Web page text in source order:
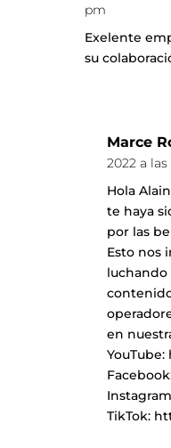
pm
Exelente
su
Marce
2022 a
Hola
te haya
por las
Esto nos
en
YouTube:
TikTok: